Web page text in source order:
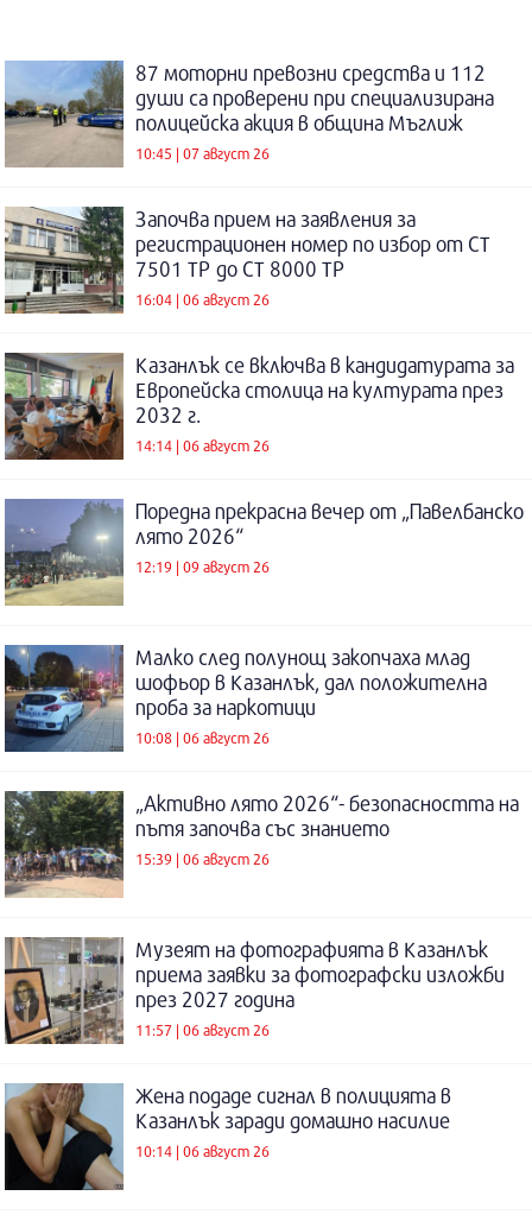
87 моторни превозни средства и 112
души са проверени при специализирана
полицейска акция в община Мъглиж
10:45 | 07 август 26
Започва прием на заявления за
регистрационен номер по избор от СТ
7501 ТР до СТ 8000 ТР
16:04 | 06 август 26
Казанлък се включва в кандидатурата за
Европейска столица на културата през
2032 г.
14:14 | 06 август 26
Поредна прекрасна вечер от „Павелбанско
лято 2026“
12:19 | 09 август 26
Малко след полунощ закопчаха млад
шофьор в Казанлък, дал положителна
проба за наркотици
10:08 | 06 август 26
„Активно лято 2026“- безопасността на
пътя започва със знанието
15:39 | 06 август 26
Музеят на фотографията в Казанлък
приема заявки за фотографски изложби
през 2027 година
11:57 | 06 август 26
Жена подаде сигнал в полицията в
Казанлък заради домашно насилие
10:14 | 06 август 26